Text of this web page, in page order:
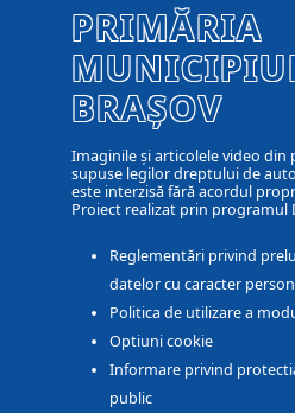
PRIMĂRIA
BRAȘOV
Imaginile și articolele video din
supuse legilor dreptului de
este interzisă fără acordul
Proiect realizat prin programul
Reglementări privind
datelor cu caracter
Politica de utilizare a
Optiuni cookie
Informare privind
public